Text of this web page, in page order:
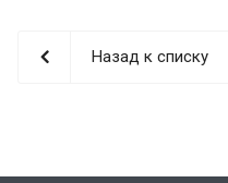
Назад к списку